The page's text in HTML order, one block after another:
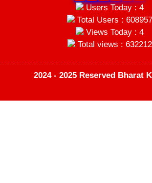
Users Today : 4
Total Users : 608957
Views Today : 4
Total views : 632212
2024 - 2025 Reserved Bharat